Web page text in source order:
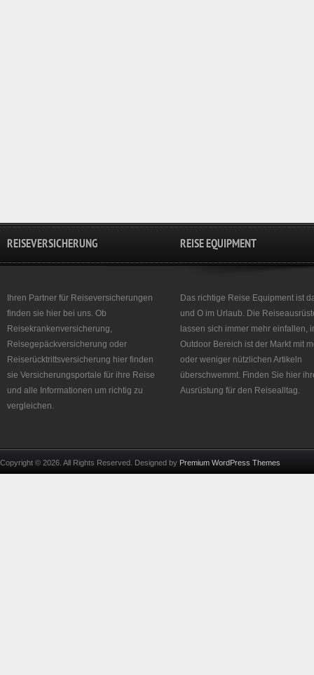
REISEVERSICHERUNG
Ihren Partner für Reiseversicherungen
finden sie hier bei uns. Ob
Reisekrankenversicherung,
Reisegepäckversicherung oder
Reiserücktrittsversicherung hier finden
sie Versicherungsportale für ihre Reise
und alle Informationen um richtig zu
vergleichen.
REISE EQUIPMENT
Das richtige Reise Equipment ist
und O im Urlaub. Die
lassen sich immer mehr einfallen,
Outdoor Bereich ist der Markt mit
oder weniger nützlichen Artikeln
überschwemmt. Finden Sie hier
Ausrüstung für den Reisealltag.
Copyright © 2026. All Rights Reserved. Designed by Premium WordPress Themes